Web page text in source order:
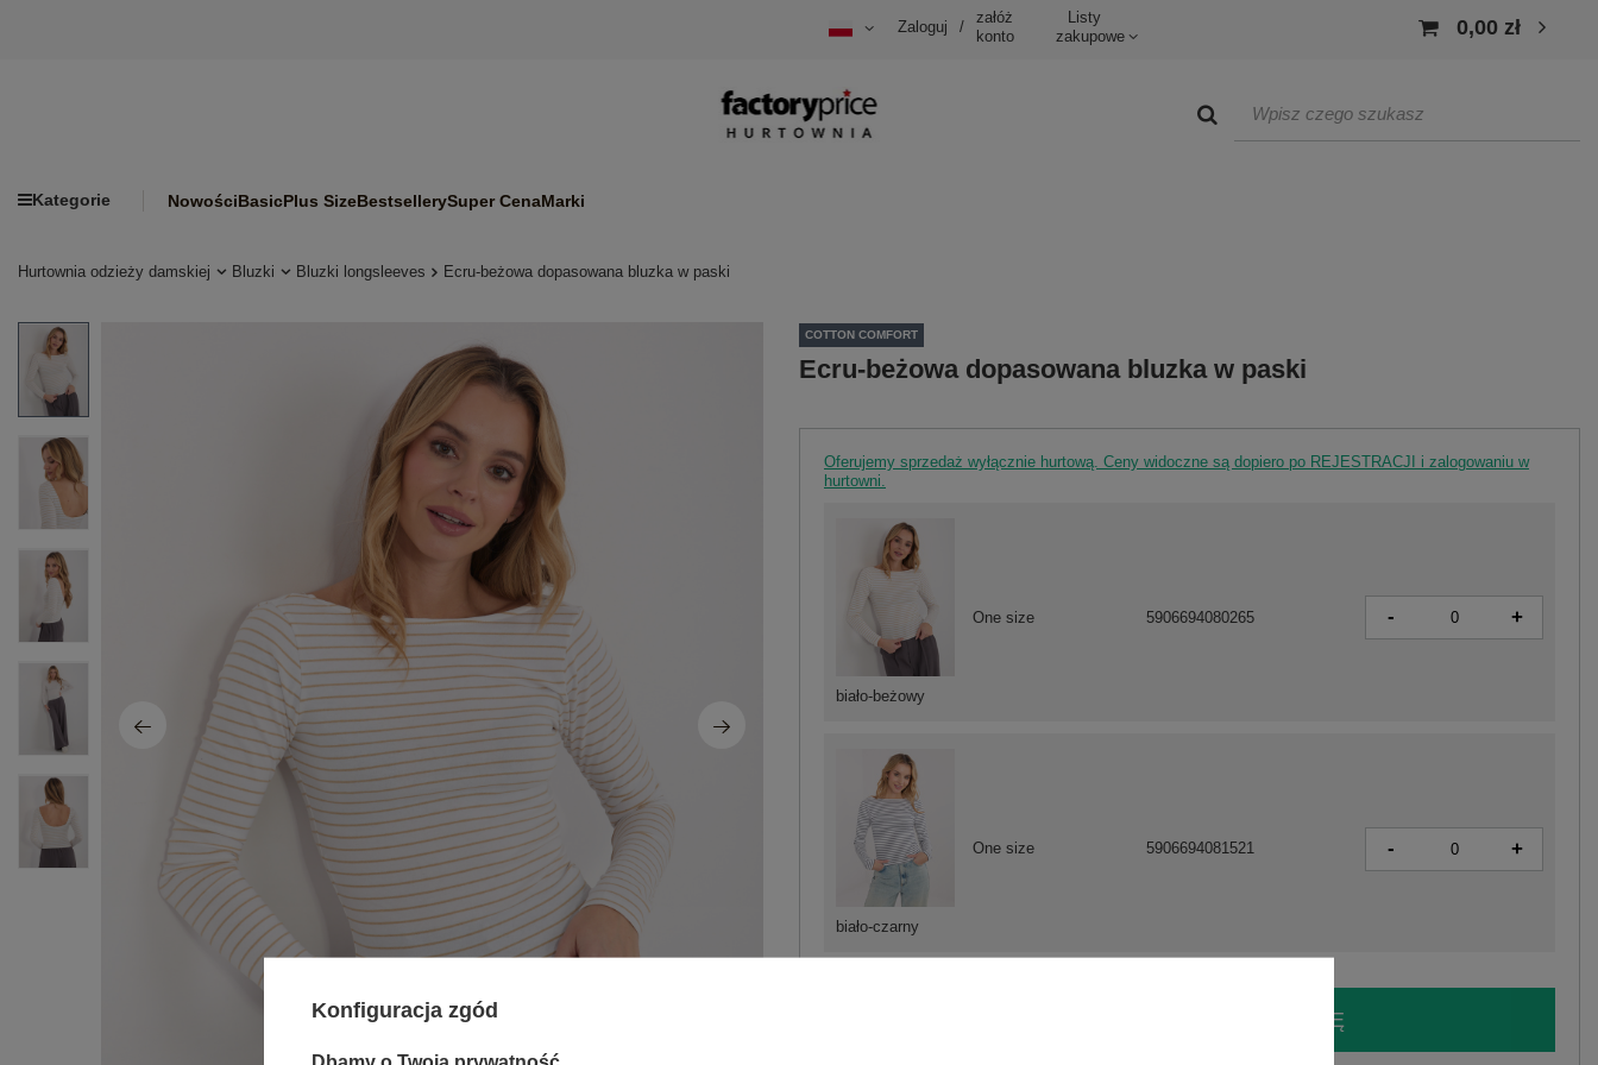
Zaloguj /
załóż
konto
Listy
zakupowe
0,00 zł
Kategorie NowościBasicPlus SizeBestsellerySuper CenaMarki
Hurtownia odzieży damskiej Bluzki Bluzki longsleeves Ecru-beżowa dopasowana bluzka w paski
COTTON COMFORT
Ecru-beżowa dopasowana bluzka w paski
Oferujemy sprzedaż wyłącznie hurtową. Ceny widoczne są dopiero po REJESTRACJI i zalogowaniu w
hurtowni.
biało-czarny
One size 5906694081521 - +
biało-beżowy
One size 5906694080265 - +
ZALOGUJ SIĘ I ZOBACZ CENĘ
Konfiguracja zgód